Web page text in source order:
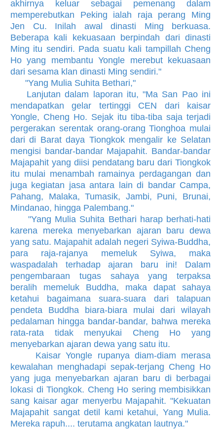
akhirnya keluar sebagai pemenang dalam
memperebutkan Peking ialah raja perang Ming
Jen Cu. Inilah awal dinasti Ming berkuasa.
Beberapa kali kekuasaan berpindah dari dinasti
Ming itu sendiri. Pada suatu kali tampillah Cheng
Ho yang membantu Yongle merebut kekuasaan
dari sesama klan dinasti Ming sendiri."
"Yang Mulia Suhita Bethari,"
Lanjutan dalam laporan itu, "Ma San Pao ini
mendapatkan gelar tertinggi CEN dari kaisar
Yongle, Cheng Ho. Sejak itu tiba-tiba saja terjadi
pergerakan serentak orang-orang Tionghoa mulai
dari di Barat daya Tiongkok mengalir ke Selatan
mengisi bandar-bandar Majapahit. Bandar-bandar
Majapahit yang diisi pendatang baru dari Tiongkok
itu mulai menambah ramainya perdagangan dan
juga kegiatan jasa antara lain di bandar Campa,
Pahang, Malaka, Tumasik, Jambi, Puni, Brunai,
Mindanao, hingga Palembang."
"Yang Mulia Suhita Bethari harap berhati-hati
karena mereka menyebarkan ajaran baru dewa
yang satu. Majapahit adalah negeri Syiwa-Buddha,
para raja-rajanya memeluk Syiwa, maka
waspadalah terhadap ajaran baru ini! Dalam
pengembaraan tugas sahaya yang terpaksa
beralih memeluk Buddha, maka dapat sahaya
ketahui bagaimana suara-suara dari talapuan
pendeta Buddha biara-biara mulai dari wilayah
pedalaman hingga bandar-bandar, bahwa mereka
rata-rata tidak menyukai Cheng Ho yang
menyebarkan ajaran dewa yang satu itu.
Kaisar Yongle rupanya diam-diam merasa
kewalahan menghadapi sepak-terjang Cheng Ho
yang juga menyebarkan ajaran baru di berbagai
lokasi di Tiongkok. Cheng Ho sering membisikkan
sang kaisar agar menyerbu Majapahit. "Kekuatan
Majapahit sangat detil kami ketahui, Yang Mulia.
Mereka rapuh.... terutama angkatan lautnya."